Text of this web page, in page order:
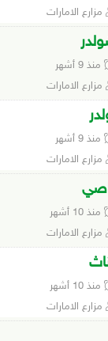
مزارع الامارات
منذ 9 أشهر
مزارع الامارات
منذ 9 أشهر
مزارع الامارات
منذ 10 أشهر
مزارع الامارات
منذ 10 أشهر
مزارع الامارات